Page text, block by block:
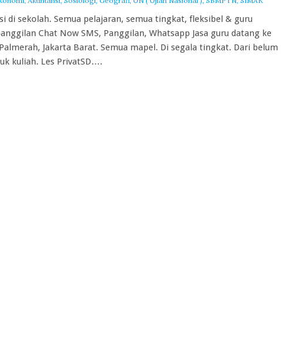
di sekolah. Semua pelajaran, semua tingkat, fleksibel & guru
Chat Now SMS, Panggilan, Whatsapp Jasa guru datang ke
Jakarta Barat. Semua mapel. Di segala tingkat. Dari belum
kuliah. Les PrivatSD….